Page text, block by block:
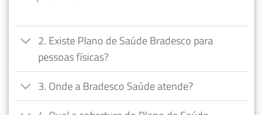
2. Existe Plano de Saúde Bradesco para
pessoas físicas?
3. Onde a Bradesco Saúde atende?